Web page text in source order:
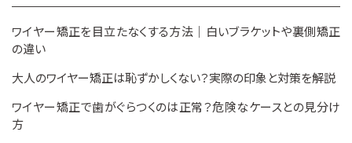
ワイヤー矯正を目立たなくする方法｜白いブラケットや裏側矯正
の違い
大人のワイヤー矯正は恥ずかしくない？実際の印象と対策を解説
ワイヤー矯正で歯がぐらつくのは正常？危険なケースとの見分け
方